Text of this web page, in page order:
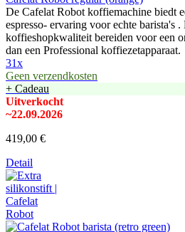
De Cafelat Robot koffiemachine biedt
espresso- ervaring voor echte barista's
koffieshopkwaliteit bereiden voor een
dan een Professional koffiezetapparaat.
31x
Geen verzendkosten
+ Cadeau
Uitverkocht
~22.09.2026
419,00 €
Detail